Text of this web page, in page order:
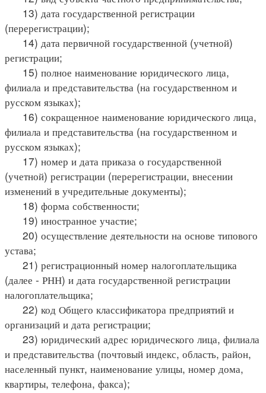
13) дата государственной регистрации
(перерегистрации);
14) дата первичной государственной (учетной)
регистрации;
15) полное наименование юридического лица,
филиала и представительства (на государственном и
русском языках);
16) сокращенное наименование юридического лица,
филиала и представительства (на государственном и
русском языках);
17) номер и дата приказа о государственной
(учетной) регистрации (перерегистрации, внесении
изменений в учредительные документы);
18) форма собственности;
19) иностранное участие;
20) осуществление деятельности на основе типового
устава;
21) регистрационный номер налогоплательщика
(далее - РНН) и дата государственной регистрации
налогоплательщика;
22) код Общего классификатора предприятий и
организаций и дата регистрации;
23) юридический адрес юридического лица, филиала
и представительства (почтовый индекс, область, район,
населенный пункт, наименование улицы, номер дома,
квартиры, телефона, факса);